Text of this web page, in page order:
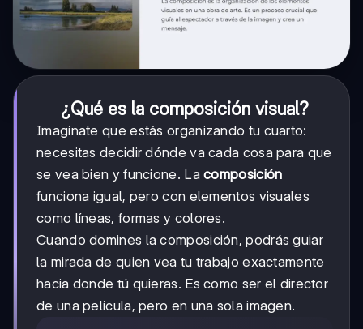
¿Qué es la composición visual?
Imagínate que estás organizando tu cuarto:
necesitas decidir dónde va cada cosa para que
se vea bien y funcione. Lacomposición
funciona igual, pero con elementos visuales
como líneas, formas y colores.
Cuando domines la composición, podrás guiar
la mirada de quien vea tu trabajo exactamente
hacia donde tú quieras. Es como ser el director
de una película, pero en una sola imagen.